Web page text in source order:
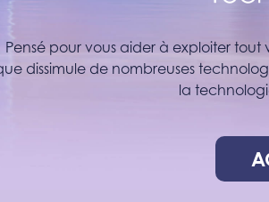
Pensé pour vous aider à exploiter
dissimule de nombreuses
la